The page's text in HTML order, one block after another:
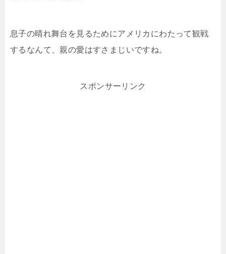
息子の晴れ舞台を見るためにアメリカにわたって観戦
するなんて、親の愛はすさまじいですね。
スポンサーリンク